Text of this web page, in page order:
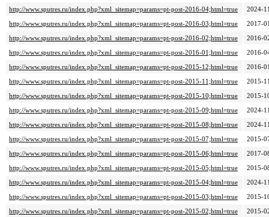
http://www.sputres.ru/index.php?xml_sitemap=params=pt-post-2016-04;html=true
2024-
http://www.sputres.ru/index.php?xml_sitemap=params=pt-post-2016-03;html=true
2017-
http://www.sputres.ru/index.php?xml_sitemap=params=pt-post-2016-02;html=true
2016-
http://www.sputres.ru/index.php?xml_sitemap=params=pt-post-2016-01;html=true
2016-
http://www.sputres.ru/index.php?xml_sitemap=params=pt-post-2015-12;html=true
2016-
http://www.sputres.ru/index.php?xml_sitemap=params=pt-post-2015-11;html=true
2015-
http://www.sputres.ru/index.php?xml_sitemap=params=pt-post-2015-10;html=true
2015-
http://www.sputres.ru/index.php?xml_sitemap=params=pt-post-2015-09;html=true
2024-
http://www.sputres.ru/index.php?xml_sitemap=params=pt-post-2015-08;html=true
2024-
http://www.sputres.ru/index.php?xml_sitemap=params=pt-post-2015-07;html=true
2015-
http://www.sputres.ru/index.php?xml_sitemap=params=pt-post-2015-06;html=true
2017-
http://www.sputres.ru/index.php?xml_sitemap=params=pt-post-2015-05;html=true
2015-
http://www.sputres.ru/index.php?xml_sitemap=params=pt-post-2015-04;html=true
2024-
http://www.sputres.ru/index.php?xml_sitemap=params=pt-post-2015-03;html=true
2015-
http://www.sputres.ru/index.php?xml_sitemap=params=pt-post-2015-02;html=true
2015-